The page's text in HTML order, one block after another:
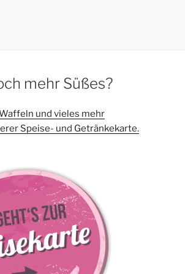
mehr Süßes?
und vieles mehr
Speise- und Getränkekarte.